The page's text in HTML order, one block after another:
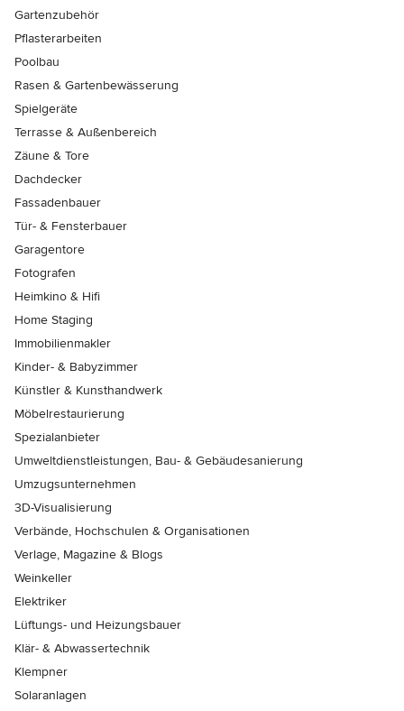
Gartenzubehör
Pflasterarbeiten
Poolbau
Rasen & Gartenbewässerung
Spielgeräte
Terrasse & Außenbereich
Zäune & Tore
Dachdecker
Fassadenbauer
Tür- & Fensterbauer
Garagentore
Fotografen
Heimkino & Hifi
Home Staging
Immobilienmakler
Kinder- & Babyzimmer
Künstler & Kunsthandwerk
Möbelrestaurierung
Spezialanbieter
Umweltdienstleistungen, Bau- & Gebäudesanierung
Umzugsunternehmen
3D-Visualisierung
Verbände, Hochschulen & Organisationen
Verlage, Magazine & Blogs
Weinkeller
Elektriker
Lüftungs- und Heizungsbauer
Klär- & Abwassertechnik
Klempner
Solaranlagen